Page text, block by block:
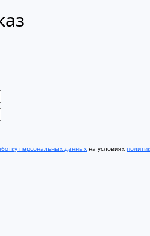
персональных данных на условиях